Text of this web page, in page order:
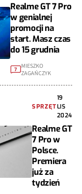
Realme GT 7 Pro
w genialnej
promocji na
start. Masz czas
do 15 grudnia
7
MIESZKO
ZAGAŃCZYK
SPRZĘT
19
LIS
2024
Realme GT
7 Pro w
Polsce.
Premiera
już za
tydzień